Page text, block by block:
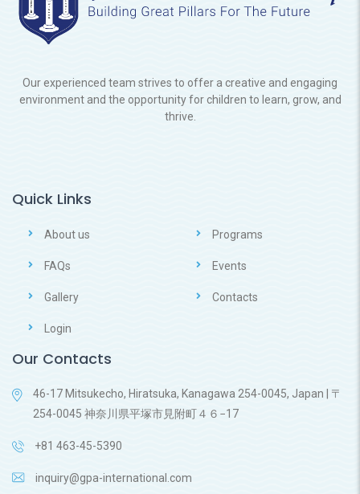
Our experienced team strives to offer a creative and engaging
environment and the opportunity for children to learn, grow, and
thrive.
Quick Links
About us Programs
FAQs Events
Gallery Contacts
Login
Our Contacts
46-17 Mitsukecho, Hiratsuka, Kanagawa 254-0045, Japan | 〒
254-0045 神奈川県平塚市見附町４６−17
+81 463-45-5390
inquiry@gpa-international.com